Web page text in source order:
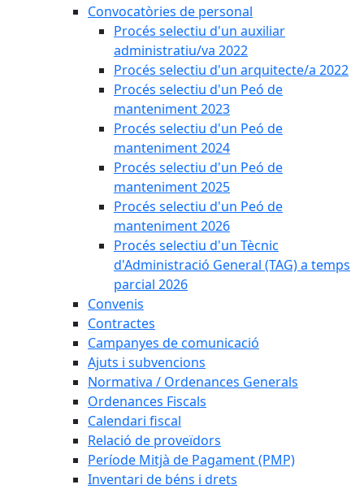
Convocatòries de personal
Procés selectiu d'un auxiliar
administratiu/va 2022
Procés selectiu d'un arquitecte/a 2022
Procés selectiu d'un Peó de
manteniment 2023
Procés selectiu d'un Peó de
manteniment 2024
Procés selectiu d'un Peó de
manteniment 2025
Procés selectiu d'un Peó de
manteniment 2026
Procés selectiu d'un Tècnic
d'Administració General (TAG) a temps
parcial 2026
Convenis
Contractes
Campanyes de comunicació
Ajuts i subvencions
Normativa / Ordenances Generals
Ordenances Fiscals
Calendari fiscal
Relació de proveïdors
Període Mitjà de Pagament (PMP)
Inventari de béns i drets